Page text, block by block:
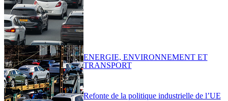
Refonte de la politique industrielle de l’UE
ENERGIE, ENVIRONNEMENT ET
TRANSPORT